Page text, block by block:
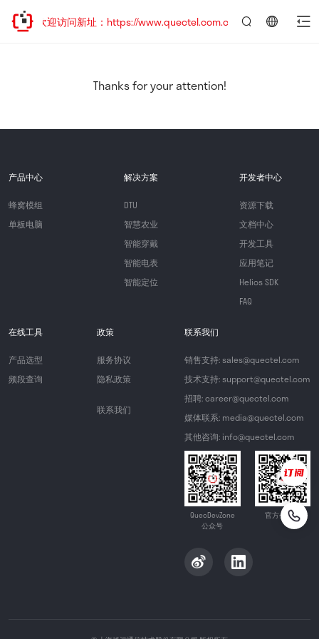
迁移，欢迎访问新址：https://www.quectel.com.cn
Thanks for your attention!
产品中心
蜂窝模组
单板电脑
解决方案
DTU
智慧农业
智能穿戴
智能电表
智能定位
开发者中心
资源下载
文档中心
开发工具
应用笔记
Helios SDK
FAQ
在线工具
产品选型
频段查询
政策
服务协议
隐私政策
联系我们
联系我们
销售支持: sales@quectel.com
技术支持: support@quectel.com
招聘: career@quectel.com
媒体联系: media@quectel.com
其他咨询: info@quectel.com
QuecDevZone
公众号
官方公众号